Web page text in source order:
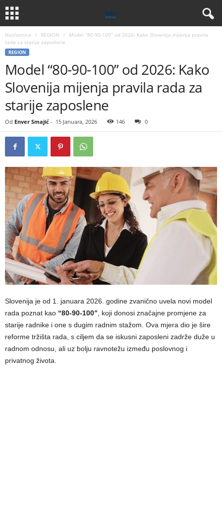
Naslovnica REGION
Model “80-90-100” od 2026: Kako Slovenija mijenja pravila
rada za starije zaposlene
REGION
Model “80-90-100” od 2026: Kako
Slovenija mijenja pravila rada za
starije zaposlene
Od Enver Smajić - 15 Januara, 2026 146 0
Slovenija je od 1. januara 2026. godine zvanično uvela novi model
rada poznat kao “80-90-100” , koji donosi značajne promjene za
starije radnike i one s dugim radnim stažom. Ova mjera dio je šire
reforme tržišta rada, s ciljem da se iskusni zaposleni zadrže duže u
radnom odnosu, ali uz bolju ravnotežu između poslovnog i
privatnog života.